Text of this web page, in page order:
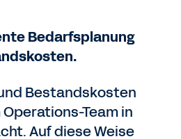
Bedarfsplanung
Bestandskosten
Team in
Auf diese Weise